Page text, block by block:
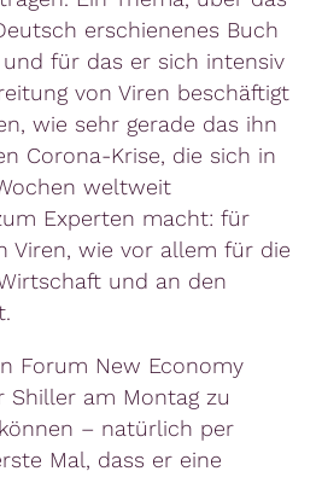
erschienenes Buch
für das er sich intensiv
von Viren beschäftigt
wie sehr gerade das ihn
Corona-Krise, die sich in
weltweit
Experten macht: für
Viren, wie vor allem für die
und an den
Forum New Economy
Shiller am Montag zu
– natürlich per
Mal, dass er eine